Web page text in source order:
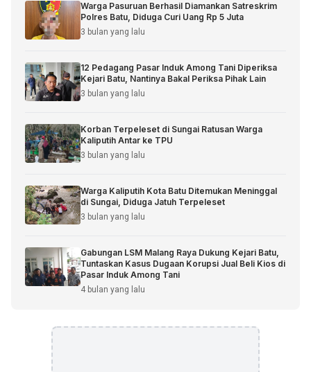
Warga Pasuruan Berhasil Diamankan Satreskrim
Polres Batu, Diduga Curi Uang Rp 5 Juta
3 bulan yang lalu
12 Pedagang Pasar Induk Among Tani Diperiksa
Kejari Batu, Nantinya Bakal Periksa Pihak Lain
3 bulan yang lalu
Korban Terpeleset di Sungai Ratusan Warga
Kaliputih Antar ke TPU
3 bulan yang lalu
Warga Kaliputih Kota Batu Ditemukan Meninggal
di Sungai, Diduga Jatuh Terpeleset
3 bulan yang lalu
Gabungan LSM Malang Raya Dukung Kejari Batu,
Tuntaskan Kasus Dugaan Korupsi Jual Beli Kios di
Pasar Induk Among Tani
4 bulan yang lalu